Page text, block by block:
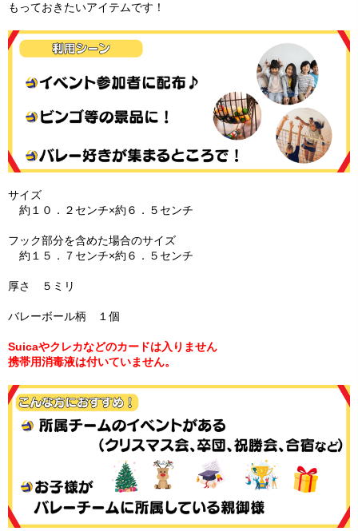
もっておきたいアイテムです！
サイズ
約１０．２センチ×約６．５センチ
フック部分を含めた場合のサイズ
約１５．７センチ×約６．５センチ
厚さ ５ミリ
バレーボール柄 １個
Suicaやクレカなどのカードは入りません
携帯用消毒液は付いていません。